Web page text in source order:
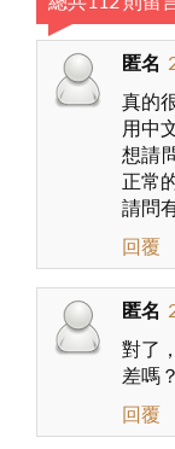
匿名
真的
用中
想請
正常
請問
回覆
匿名
對了
差嗎
回覆